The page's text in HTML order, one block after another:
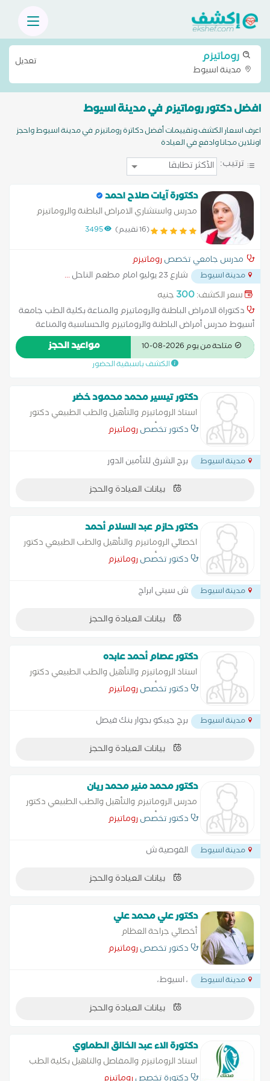
روماتيزم
مدينة اسيوط
تعديل
افضل دكتور روماتيزم في مدينة اسيوط
اعرف اسعار الكشف وتقييمات أفضل دكاترة روماتيزم في مدينة اسيوط واحجز
اونلاين مجانا وادفع في العيادة
ترتيب:
دكتورة آيات صلاح احمد
مدرس واستشاري الامراض الباطنة والروماتيزم
(16 تقييم) 3495
مدرس جامعي تخصصروماتيزم
مدينة اسيوط شارع 23 يوليو امام مطعم الناحل
...
سعر الكشف:300 جنيه
دكتوراة الامراض الباطنة والروماتيزم والمناعة بكلية الطب جامعة
أسيوط مدرس أمراض الباطنة والروماتيزم والحساسية والمناعة
بكليھ طب بجامعة أسيوط عضو الجمعية المصرية لامراض الروماتيزم
والمناعةمتاحة من يوم 2026-08-10 مواعيد الحجز
الكشف باسبقية الحضور
دكتور تيسير محمد محمود خضر
استاذ الروماتيزم والتأهيل والطب الطبيعي دكتور
روماتيزم وتأهيل وطب الطبيعي متخصص في
النسيجي المناعي - التهاب
دكتور تخصصروماتيزم
مدينة اسيوط برج الشرق للتأمين الدور
بيانات العيادة والحجز
دكتور حازم عبد السلام أحمد
اخصائي الروماتيزم والتأهيل والطب الطبيعي دكتور
روماتيزم وتأهيل وطب الطبيعي متخصص في
النسيجي المناعي - التهاب
دكتور تخصصروماتيزم
مدينة اسيوط ش سيتى ابراج
بيانات العيادة والحجز
دكتور عصام أحمد عابده
استاذ الروماتيزم والتأهيل والطب الطبيعي دكتور
روماتيزم وتأهيل وطب الطبيعي متخصص في
النسيجي المناعي - التهاب
دكتور تخصصروماتيزم
مدينة اسيوط برج جيبكو بجوار بنك فيصل
بيانات العيادة والحجز
دكتور محمد منير محمد ريان
مدرس الروماتيزم والتأهيل والطب الطبيعي دكتور
روماتيزم وتأهيل وطب الطبيعي متخصص في
النسيجي المناعي - التهاب المفاصل
دكتور تخصصروماتيزم
مدينة اسيوط القوصية ش
بيانات العيادة والحجز
دكتور علي محمد علي
أخصائي جراحة العظام
دكتور تخصصروماتيزم
مدينة اسيوط ، اسيوط،
بيانات العيادة والحجز
دكتورة الاء عبد الخالق الطماوي
استاذ الروماتيزم والمفاصل والتاهيل بكلية الطب
جامعه اسيوط